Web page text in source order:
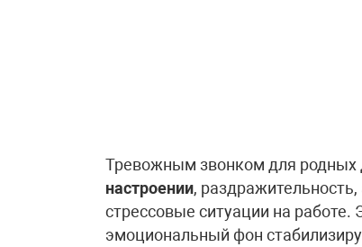
Тревожным звонком для родных
настроении,
стрессовые ситуации на
эмоциональный фон